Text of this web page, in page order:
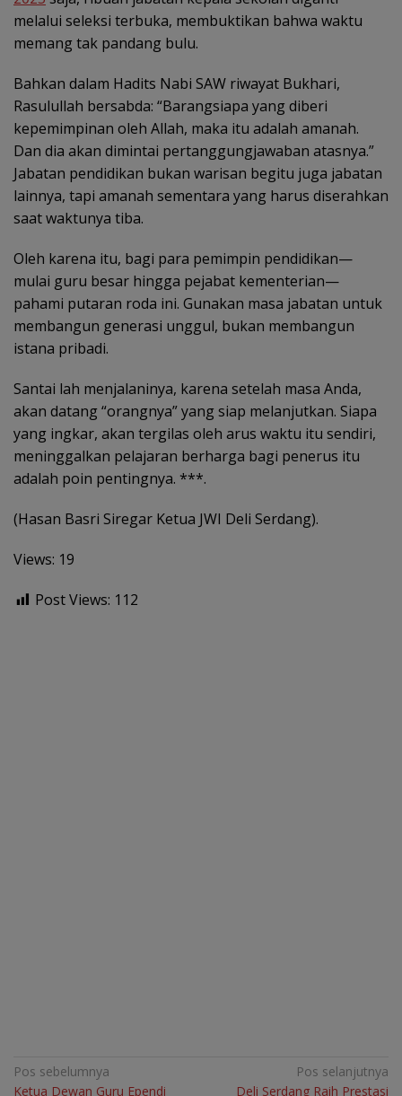
melalui seleksi terbuka, membuktikan bahwa waktu
memang tak pandang bulu.
Bahkan dalam Hadits Nabi SAW riwayat Bukhari,
Rasulullah bersabda: “Barangsiapa yang diberi
kepemimpinan oleh Allah, maka itu adalah amanah.
Dan dia akan dimintai pertanggungjawaban atasnya.”
Jabatan pendidikan bukan warisan begitu juga jabatan
lainnya, tapi amanah sementara yang harus diserahkan
saat waktunya tiba.
Oleh karena itu, bagi para pemimpin pendidikan—
mulai guru besar hingga pejabat kementerian—
pahami putaran roda ini. Gunakan masa jabatan untuk
membangun generasi unggul, bukan membangun
istana pribadi.
Santai lah menjalaninya, karena setelah masa Anda,
akan datang “orangnya” yang siap melanjutkan. Siapa
yang ingkar, akan tergilas oleh arus waktu itu sendiri,
meninggalkan pelajaran berharga bagi penerus itu
adalah poin pentingnya. ***.
(Hasan Basri Siregar Ketua JWI Deli Serdang).
Views: 19
Post Views: 112
Navigasi
Pos sebelumnya
Ketua Dewan Guru Ependi
Pos selanjutnya
Deli Serdang Raih Prestasi